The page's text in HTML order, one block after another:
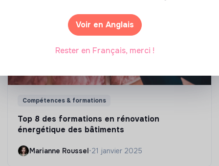
Compétences & formations
Top 8 des formations en rénovation
énergétique des bâtiments
Marianne Roussel•21 janvier 2025
Voir en Anglais
Rester en Français, merci !